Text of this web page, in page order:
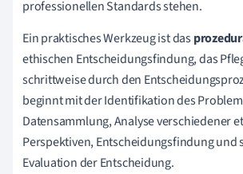
professionellen Standards stehen.
Ein praktisches Werkzeug ist das
ethischen Entscheidungsfindung, das
schrittweise durch den
beginnt mit der Identifikation des
Datensammlung, Analyse verschiedener
Perspektiven, Entscheidungsfindung und
Evaluation der Entscheidung.